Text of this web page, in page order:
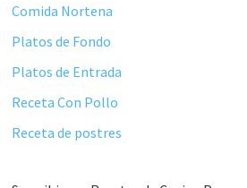
Comida Nortena
Platos de Fondo
Platos de Entrada
Receta Con Pollo
Receta de postres